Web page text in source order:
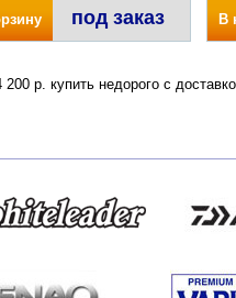
под заказ В
р. купить недорого с